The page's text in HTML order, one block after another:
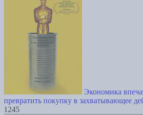
Экономика
превратить покупку в захватывающее
1245